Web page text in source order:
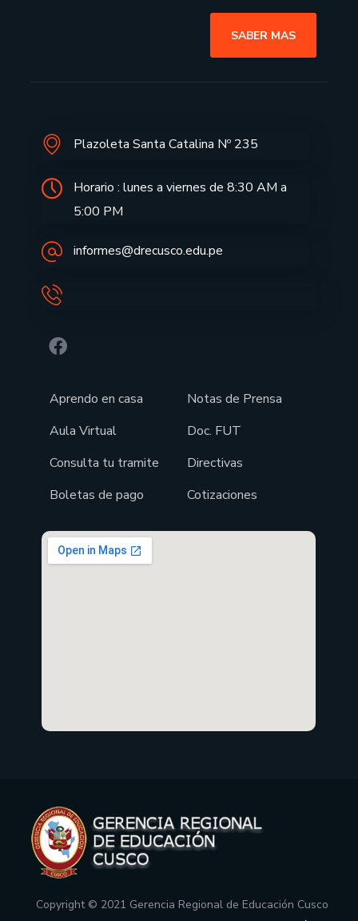
SABER MAS
Plazoleta Santa Catalina Nº 235
Horario : lunes a viernes de 8:30 AM a
5:00 PM
informes@drecusco.edu.pe
Aprendo en casa
Aula Virtual
Consulta tu tramite
Boletas de pago
Notas de Prensa
Doc. FUT
Directivas
Cotizaciones
Copyright © 2021 Gerencia Regional de Educación Cusco